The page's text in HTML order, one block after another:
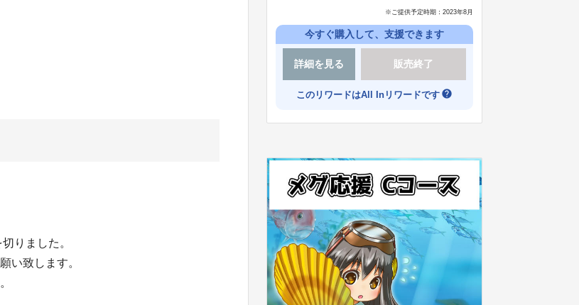
りました。
い致します。
※ご提供予定時期： 2023年8月
今すぐ購入して、支援できます
詳細を見る 販売終了
このリワードはAll Inリワードです help